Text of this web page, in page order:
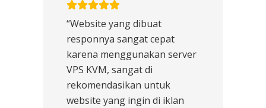
“Website yang dibuat
responnya sangat cepat
karena menggunakan server
VPS KVM, sangat di
rekomendasikan untuk
website yang ingin di iklan